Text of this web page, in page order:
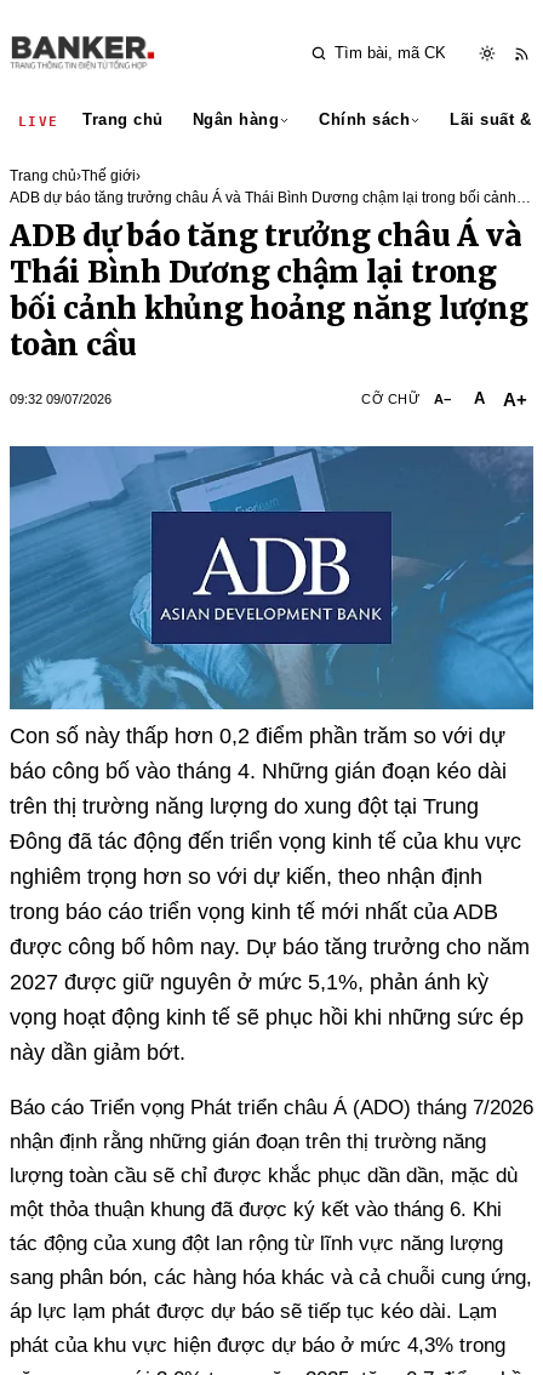
LIVE Trang chủ Ngân hàng Chính sách Lãi suất &
Trang chủ›Thế giới›
ADB dự báo tăng trưởng châu Á và Thái Bình Dương chậm lại trong bối cảnh
khủng hoảng năng lượng toàn cầu
ADB dự báo tăng trưởng châu Á và
Thái Bình Dương chậm lại trong
bối cảnh khủng hoảng năng lượng
toàn cầu
09:32 09/07/2026 CỠ CHỮ A− A A+
Con số này thấp hơn 0,2 điểm phần trăm so với dự
báo công bố vào tháng 4. Những gián đoạn kéo dài
trên thị trường năng lượng do xung đột tại Trung
Đông đã tác động đến triển vọng kinh tế của khu vực
nghiêm trọng hơn so với dự kiến, theo nhận định
trong báo cáo triển vọng kinh tế mới nhất của ADB
được công bố hôm nay. Dự báo tăng trưởng cho năm
2027 được giữ nguyên ở mức 5,1%, phản ánh kỳ
vọng hoạt động kinh tế sẽ phục hồi khi những sức ép
này dần giảm bớt.
Báo cáo Triển vọng Phát triển châu Á (ADO) tháng 7/2026
nhận định rằng những gián đoạn trên thị trường năng
lượng toàn cầu sẽ chỉ được khắc phục dần dần, mặc dù
một thỏa thuận khung đã được ký kết vào tháng 6. Khi
tác động của xung đột lan rộng từ lĩnh vực năng lượng
sang phân bón, các hàng hóa khác và cả chuỗi cung ứng,
áp lực lạm phát được dự báo sẽ tiếp tục kéo dài. Lạm
phát của khu vực hiện được dự báo ở mức 4,3% trong